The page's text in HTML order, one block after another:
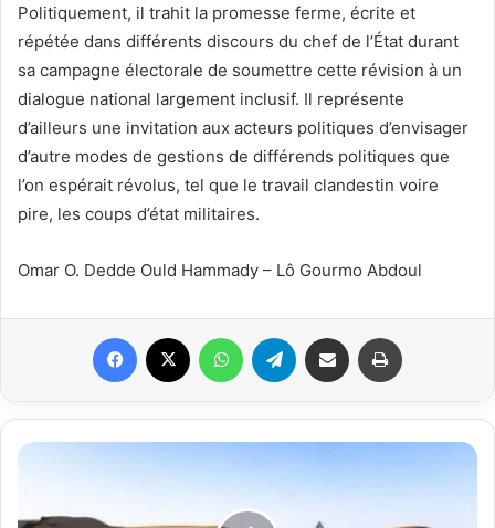
Politiquement, il trahit la promesse ferme, écrite et
répétée dans différents discours du chef de l’État durant
sa campagne électorale de soumettre cette révision à un
dialogue national largement inclusif. Il représente
d’ailleurs une invitation aux acteurs politiques d’envisager
d’autre modes de gestions de différends politiques que
l’on espérait révolus, tel que le travail clandestin voire
pire, les coups d’état militaires.
Omar O. Dedde Ould Hammady – Lô Gourmo Abdoul
Facebook WhatsAppTelegram Partager par email